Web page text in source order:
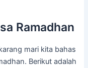
Ramadhan
mari kita bahas
Berikut adalah